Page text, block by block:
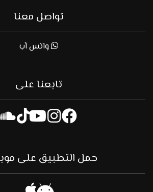
تواصل معنا
واتس آب
تابعنا على
حمل التطبيق على